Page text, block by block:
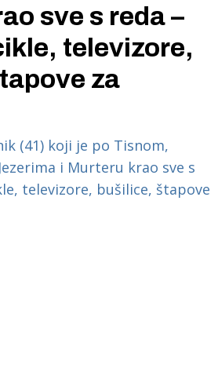
sve s reda –
televizore,
za